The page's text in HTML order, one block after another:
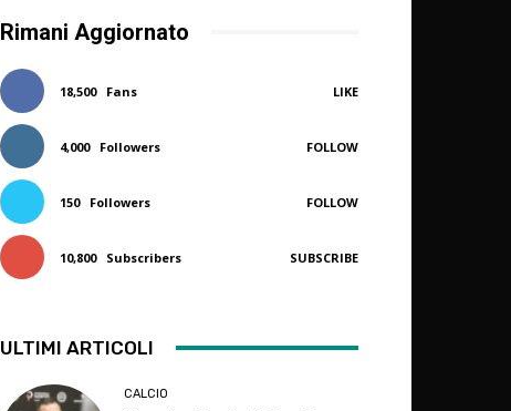
Rimani Aggiornato
18,500 Fans LIKE
4,000 Followers FOLLOW
150 Followers FOLLOW
10,800 Subscribers SUBSCRIBE
ULTIMI ARTICOLI
CALCIO